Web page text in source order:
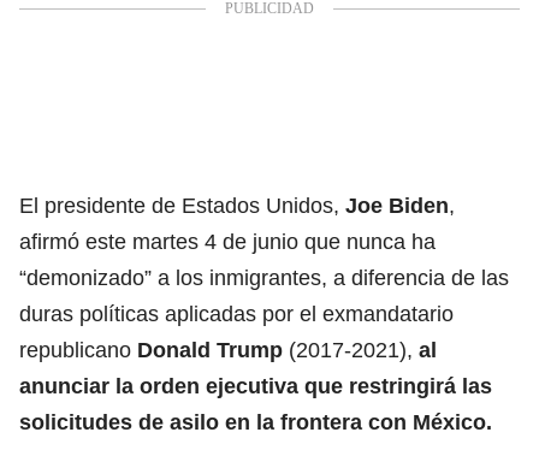
El presidente de Estados Unidos, Joe Biden,
afirmó este martes 4 de junio que nunca ha
“demonizado” a los inmigrantes, a diferencia de las
duras políticas aplicadas por el exmandatario
republicano Donald Trump (2017-2021), al
anunciar la orden ejecutiva que restringirá las
solicitudes de asilo en la frontera con México.